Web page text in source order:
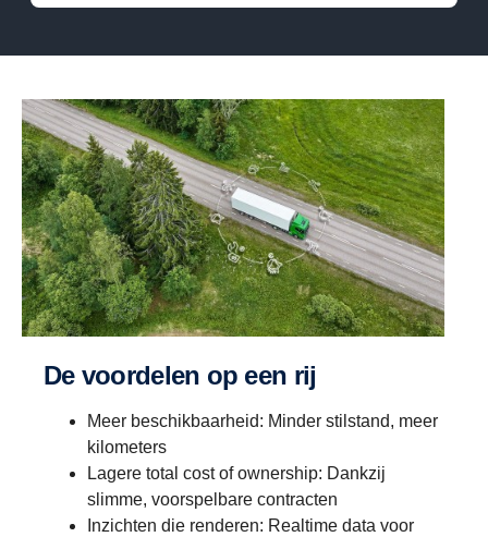
De voordelen op een rij
Meer beschikbaarheid: Minder stilstand, meer
kilometers
Lagere total cost of ownership: Dankzij
slimme, voorspelbare contracten
Inzichten die renderen: Realtime data voor